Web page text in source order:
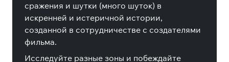
сражения и шутки (много шуток) в
искренней и истеричной истории,
созданной в сотрудничестве с создателями
фильма.
Исследуйте разные зоны и побеждайте